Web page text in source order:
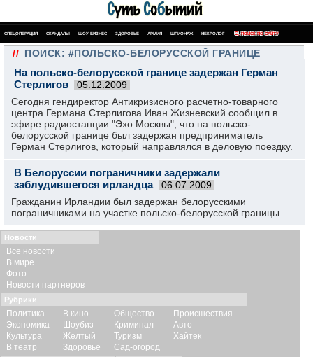
СПЕЦОПЕРАЦИЯ СКАНДАЛЫ ШОУ-БИЗНЕС ЗДОРОВЬЕ АРМИЯ ШПИОНАЖ НЕКРОЛОГ ПОИСК ПО САЙТУ
// ПОИСК: #ПОЛЬСКО-БЕЛОРУССКОЙ ГРАНИЦЕ
На польско-белорусской границе задержан Герман
Стерлигов
05.12.2009
Сегодня гендиректор Антикризисного расчетно-товарного
центра Германа Стерлигова Иван Жизневский сообщил в
эфире радиостанции "Эхо Москвы", что на польско-
белорусской границе был задержан предприниматель
Герман Стерлигов, который направлялся в деловую поездку.
В Белоруссии пограничники задержали
заблудившегося ирландца
06.07.2009
Гражданин Ирландии был задержан белорусскими
пограничниками на участке польско-белорусской границы.
Новости
Все новости
В мире
Фото
Новости партнеров
Рубрики
Политика
Экономика
Культура
В театр
В кино
Шоубиз
Желтый
Здоровье
Общество
Криминал
Туризм
Сад-огород
Происшествия
Авто
Хайтек